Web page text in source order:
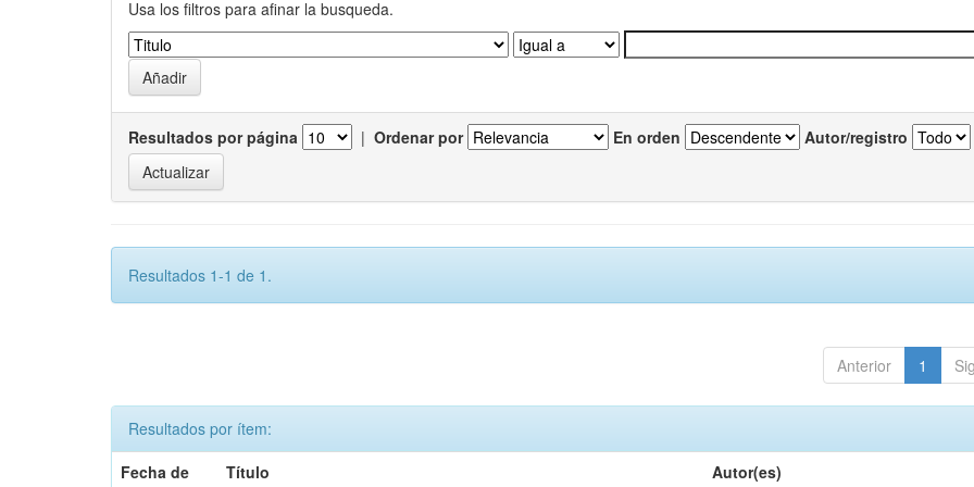
Usa los filtros para afinar la busqueda.
Resultados por página | Ordenar por En orden Autor/registro
Resultados 1-1 de 1.
Anterior 1
Resultados por ítem:
Fecha de
Título Autor(es)